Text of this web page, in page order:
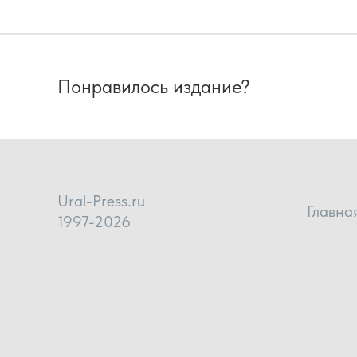
Понравилось издание?
Ural-Press.ru
1997-2026